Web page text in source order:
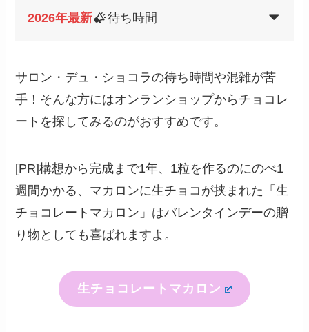
2026年最新 待ち時間
サロン・デュ・ショコラの待ち時間や混雑が苦
手！そんな方にはオンランショップからチョコレ
ートを探してみるのがおすすめです。
[PR]構想から完成まで1年、1粒を作るのにのべ1
週間かかる、マカロンに生チョコが挟まれた「生
チョコレートマカロン」はバレンタインデーの贈
り物としても喜ばれますよ。
生チョコレートマカロン